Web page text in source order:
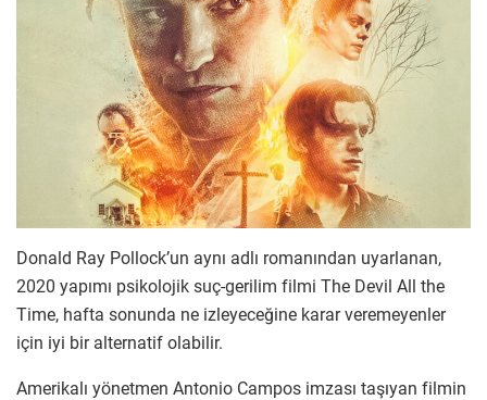
Donald Ray Pollock’un aynı adlı romanından uyarlanan,
2020 yapımı psikolojik suç-gerilim filmi The Devil All the
Time, hafta sonunda ne izleyeceğine karar veremeyenler
için iyi bir alternatif olabilir.
Amerikalı yönetmen Antonio Campos imzası taşıyan filmin